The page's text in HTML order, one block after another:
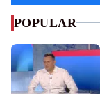
POPULAR